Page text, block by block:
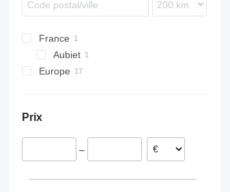
France
Aubiet
Europe
Norvège
Danemark
Prix
–